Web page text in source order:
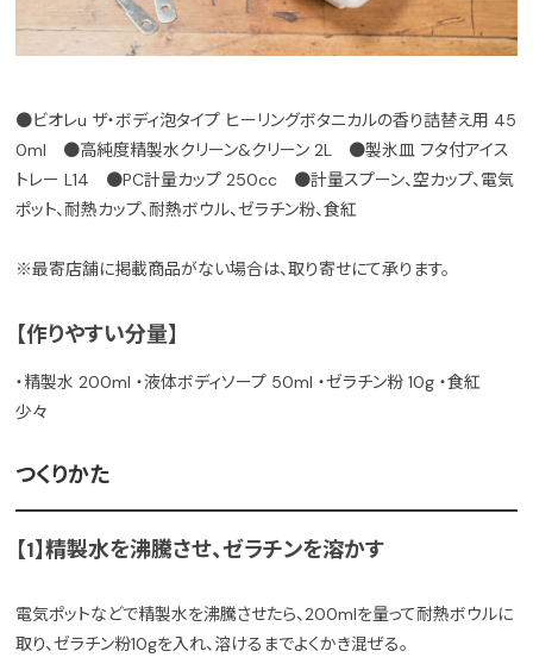
●ビオレu ザ・ボディ泡タイプ ヒーリングボタニカルの香り詰替え用 45
0ml ●高純度精製水クリーン&クリーン 2L ●製氷皿 フタ付アイス
トレー L14 ●PC計量カップ 250cc ●計量スプーン、空カップ、電気
ポット、耐熱カップ、耐熱ボウル、ゼラチン粉、食紅
※最寄店舗に掲載商品がない場合は、取り寄せにて承ります。
【作りやすい分量】
・精製水 200ml ・液体ボディソープ 50ml ・ゼラチン粉 10g ・食紅
少々
つくりかた
【1】精製水を沸騰させ、ゼラチンを溶かす
電気ポットなどで精製水を沸騰させたら、200mlを量って耐熱ボウルに
取り、ゼラチン粉10gを入れ、溶けるまでよくかき混ぜる。